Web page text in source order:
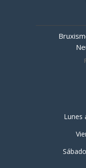
Lunes